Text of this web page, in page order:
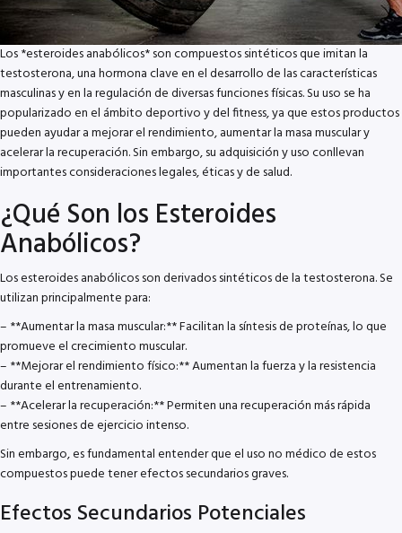
Los *esteroides anabólicos* son compuestos sintéticos que imitan la
testosterona, una hormona clave en el desarrollo de las características
masculinas y en la regulación de diversas funciones físicas. Su uso se ha
popularizado en el ámbito deportivo y del fitness, ya que estos productos
pueden ayudar a mejorar el rendimiento, aumentar la masa muscular y
acelerar la recuperación. Sin embargo, su adquisición y uso conllevan
importantes consideraciones legales, éticas y de salud.
¿Qué Son los Esteroides
Anabólicos?
Los esteroides anabólicos son derivados sintéticos de la testosterona. Se
utilizan principalmente para:
– **Aumentar la masa muscular:** Facilitan la síntesis de proteínas, lo que
promueve el crecimiento muscular.
– **Mejorar el rendimiento físico:** Aumentan la fuerza y la resistencia
durante el entrenamiento.
– **Acelerar la recuperación:** Permiten una recuperación más rápida
entre sesiones de ejercicio intenso.
Sin embargo, es fundamental entender que el uso no médico de estos
compuestos puede tener efectos secundarios graves.
Efectos Secundarios Potenciales